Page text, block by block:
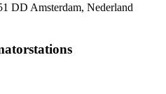
DD Amsterdam, Nederland